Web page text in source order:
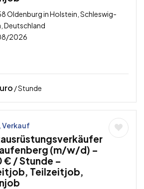
Oldenburg in Holstein, Schleswig-
Deutschland
2026
/ Stunde
Verkauf
(m/w/d) –
€ / Stunde –
Teilzeitjob,